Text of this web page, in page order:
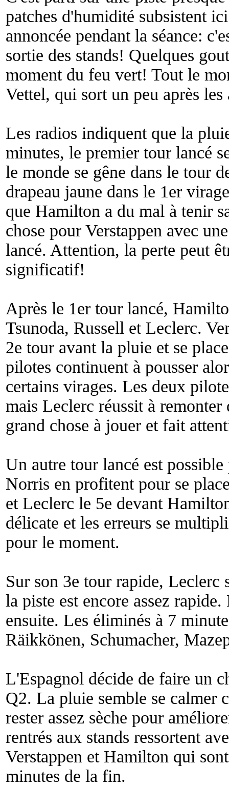
patches d'humidité subsistent
annoncée pendant la séance:
sortie des stands! Quelques
moment du feu vert! Tout le
Vettel, qui sort un peu après les
Les radios indiquent que la
minutes, le premier tour lancé
le monde se gêne dans le tour
drapeau jaune dans le 1er
que Hamilton a du mal à tenir
chose pour Verstappen avec
lancé. Attention, la perte peut
significatif!
Après le 1er tour lancé,
Tsunoda, Russell et Leclerc.
2e tour avant la pluie et se
pilotes continuent à pousser
certains virages. Les deux
mais Leclerc réussit à remonter
grand chose à jouer et fait
Un autre tour lancé est
Norris en profitent pour se
et Leclerc le 5e devant
délicate et les erreurs se
pour le moment.
Sur son 3e tour rapide, Leclerc
la piste est encore assez
ensuite. Les éliminés à 7
Räikkönen, Schumacher,
L'Espagnol décide de faire un
Q2. La pluie semble se calmer
rester assez sèche pour
rentrés aux stands ressortent
Verstappen et Hamilton qui
minutes de la fin.